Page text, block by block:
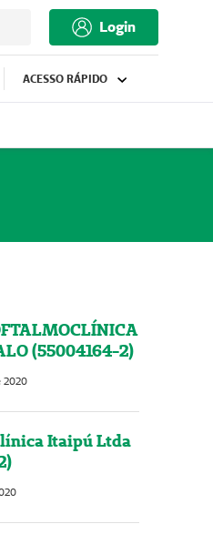
Login
ACESSO RÁPIDO
(55004164-2)
2020
Itaipú Ltda